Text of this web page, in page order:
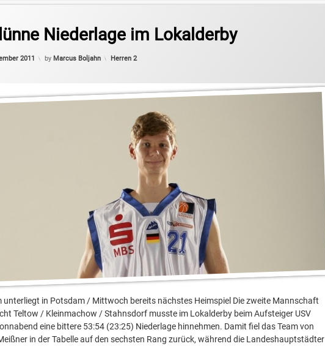
Niederlage im Lokalderby
2011
Updated on21. November 2011
by Marcus Boljahn Categories:
Herren 2
unterliegt in Potsdam / Mittwoch bereits nächstes Heimspiel Die zweite Mannschaft
Teltow / Kleinmachow / Stahnsdorf musste im Lokalderby beim Aufsteiger USV
eine bittere 53:54 (23:25) Niederlage hinnehmen. Damit fiel das Team von
in der Tabelle auf den sechsten Rang zurück, während die Landeshauptstädter